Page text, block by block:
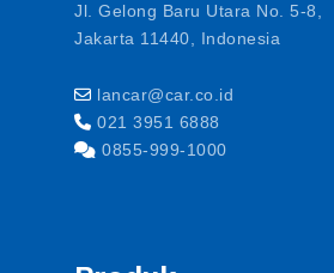
Jl. Gelong Baru Utara No. 5-8,
Jakarta 11440, Indonesia
lancar@car.co.id
021 3951 6888
0855-999-1000